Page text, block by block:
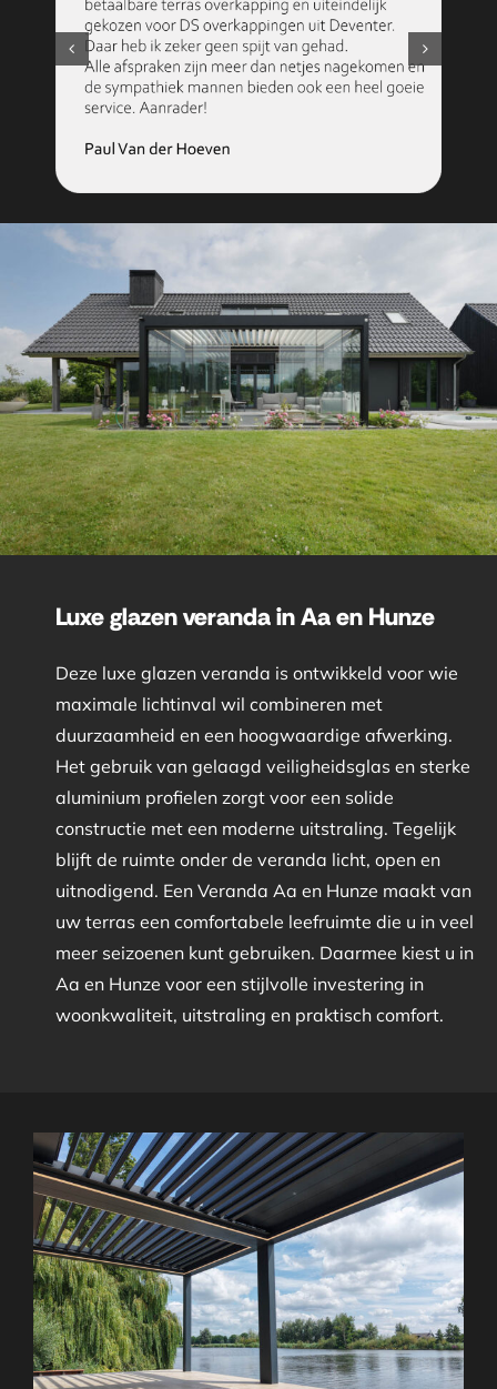
Luxe glazen veranda in Aa en Hunze
Deze luxe glazen veranda is ontwikkeld voor wie
maximale lichtinval wil combineren met
duurzaamheid en een hoogwaardige afwerking.
Het gebruik van gelaagd veiligheidsglas en sterke
aluminium profielen zorgt voor een solide
constructie met een moderne uitstraling. Tegelijk
blijft de ruimte onder de veranda licht, open en
uitnodigend. Een Veranda Aa en Hunze maakt van
uw terras een comfortabele leefruimte die u in veel
meer seizoenen kunt gebruiken. Daarmee kiest u in
Aa en Hunze voor een stijlvolle investering in
woonkwaliteit, uitstraling en praktisch comfort.